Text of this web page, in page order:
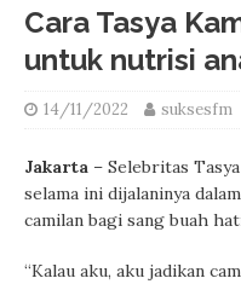
Cara Tasya
untuk nutrisi
14/11/2022 suksesfm
Jakarta – Selebritas
selama ini dijalaninya
camilan bagi sang buah
“Kalau aku, aku jadikan